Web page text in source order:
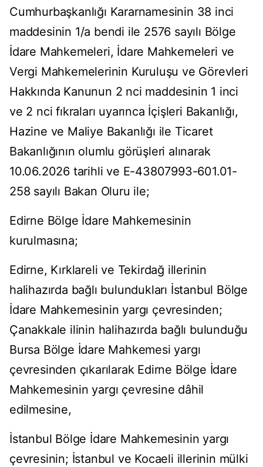
Cumhurbaşkanlığı Kararnamesinin 38 inci
maddesinin 1/a bendi ile 2576 sayılı Bölge
İdare Mahkemeleri, İdare Mahkemeleri ve
Vergi Mahkemelerinin Kuruluşu ve Görevleri
Hakkında Kanunun 2 nci maddesinin 1 inci
ve 2 nci fıkraları uyarınca İçişleri Bakanlığı,
Hazine ve Maliye Bakanlığı ile Ticaret
Bakanlığının olumlu görüşleri alınarak
10.06.2026 tarihli ve E-43807993-601.01-
258 sayılı Bakan Oluru ile;
Edirne Bölge İdare Mahkemesinin
kurulmasına;
Edirne, Kırklareli ve Tekirdağ illerinin
halihazırda bağlı bulundukları İstanbul Bölge
İdare Mahkemesinin yargı çevresinden;
Çanakkale ilinin halihazırda bağlı bulunduğu
Bursa Bölge İdare Mahkemesi yargı
çevresinden çıkarılarak Edirne Bölge İdare
Mahkemesinin yargı çevresine dâhil
edilmesine,
İstanbul Bölge İdare Mahkemesinin yargı
çevresinin; İstanbul ve Kocaeli illerinin mülki